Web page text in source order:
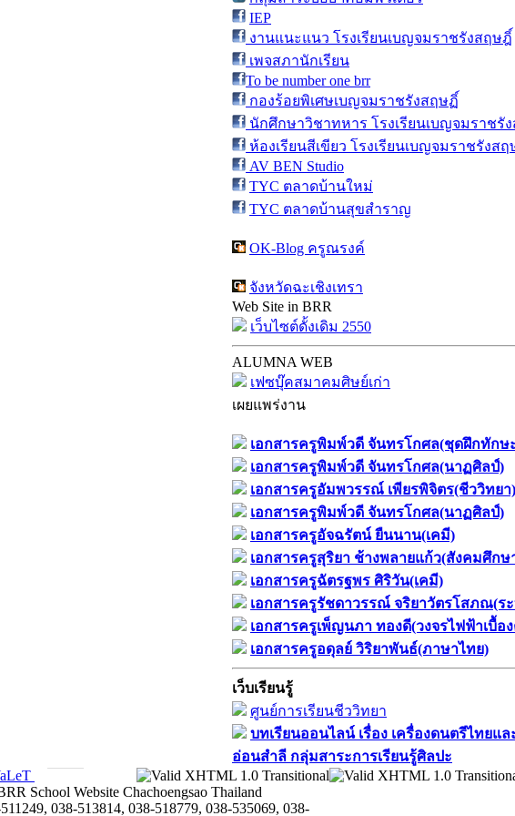
IEP
งานแนะแนว โรงเรียนเบญจมราชรังสฤษฎิ์
เพจสภานักเรียน
To be number one brr
กองร้อยพิเศษเบญจมราชรังสฤษฏิ์
นักศึกษาวิชาทหาร โรงเรียนเบญจมราชรั
ห้องเรียนสีเขียว โรงเรียนเบญจมราชรังสฤ
AV BEN Studio
TYC ตลาดบ้านใหม่
TYC ตลาดบ้านสุขสำราญ
OK-Blog ครูณรงค์
จังหวัดฉะเชิงเทรา
Web Site in BRR
เว็บไซต์ดั้งเดิม 2550
ALUMNA WEB
เฟซบุ๊คสมาคมศิษย์เก่า
เผยแพร่งาน
เอกสารครูพิมพ์วดี จันทรโกศล(ชุดฝึกทักษ
เอกสารครูพิมพ์วดี จันทรโกศล(นาฏศิลป์)
เอกสารครูอัมพวรรณ์ เพียรพิจิตร(ชีววิทยา)
เอกสารครูพิมพ์วดี จันทรโกศล(นาฏศิลป์)
เอกสารครูอัจฉรัตน์ ยืนนาน(เคมี)
เอกสารครูสุริยา ช้างพลายแก้ว(สังคมศึกษ
เอกสารครูฉัตรฐพร ศิริวัน(เคมี)
เอกสารครูรัชดาวรรณ์ จริยาวัตรโสภณ(ร
เอกสารครูเพ็ญนภา ทองดี(วงจรไฟฟ้าเบื้อ
เอกสารครูอดุลย์ วิริยาพันธ์(ภาษาไทย)
เว็บเรียนรู้
ศูนย์การเรียนชีววิทยา
บทเรียนออนไลน์​ เรื่อง​ เครื่องดนตรีไทย
อ่อนสำลี​ กลุ่มสาระการเรียนรู้ศิลปะ
School Website Chachoengsao Thailand
038-513814, 038-518779, 038-535069, 038-